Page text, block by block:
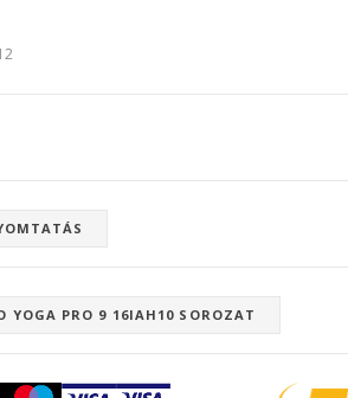
YOGA PRO 9 16IAH10 SOROZAT